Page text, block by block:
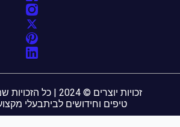
זכויות יוצרים © 2024 | כל הזכויות שמורות | יומי ב
טיפים וחידושים לביתבעלי מקצוע